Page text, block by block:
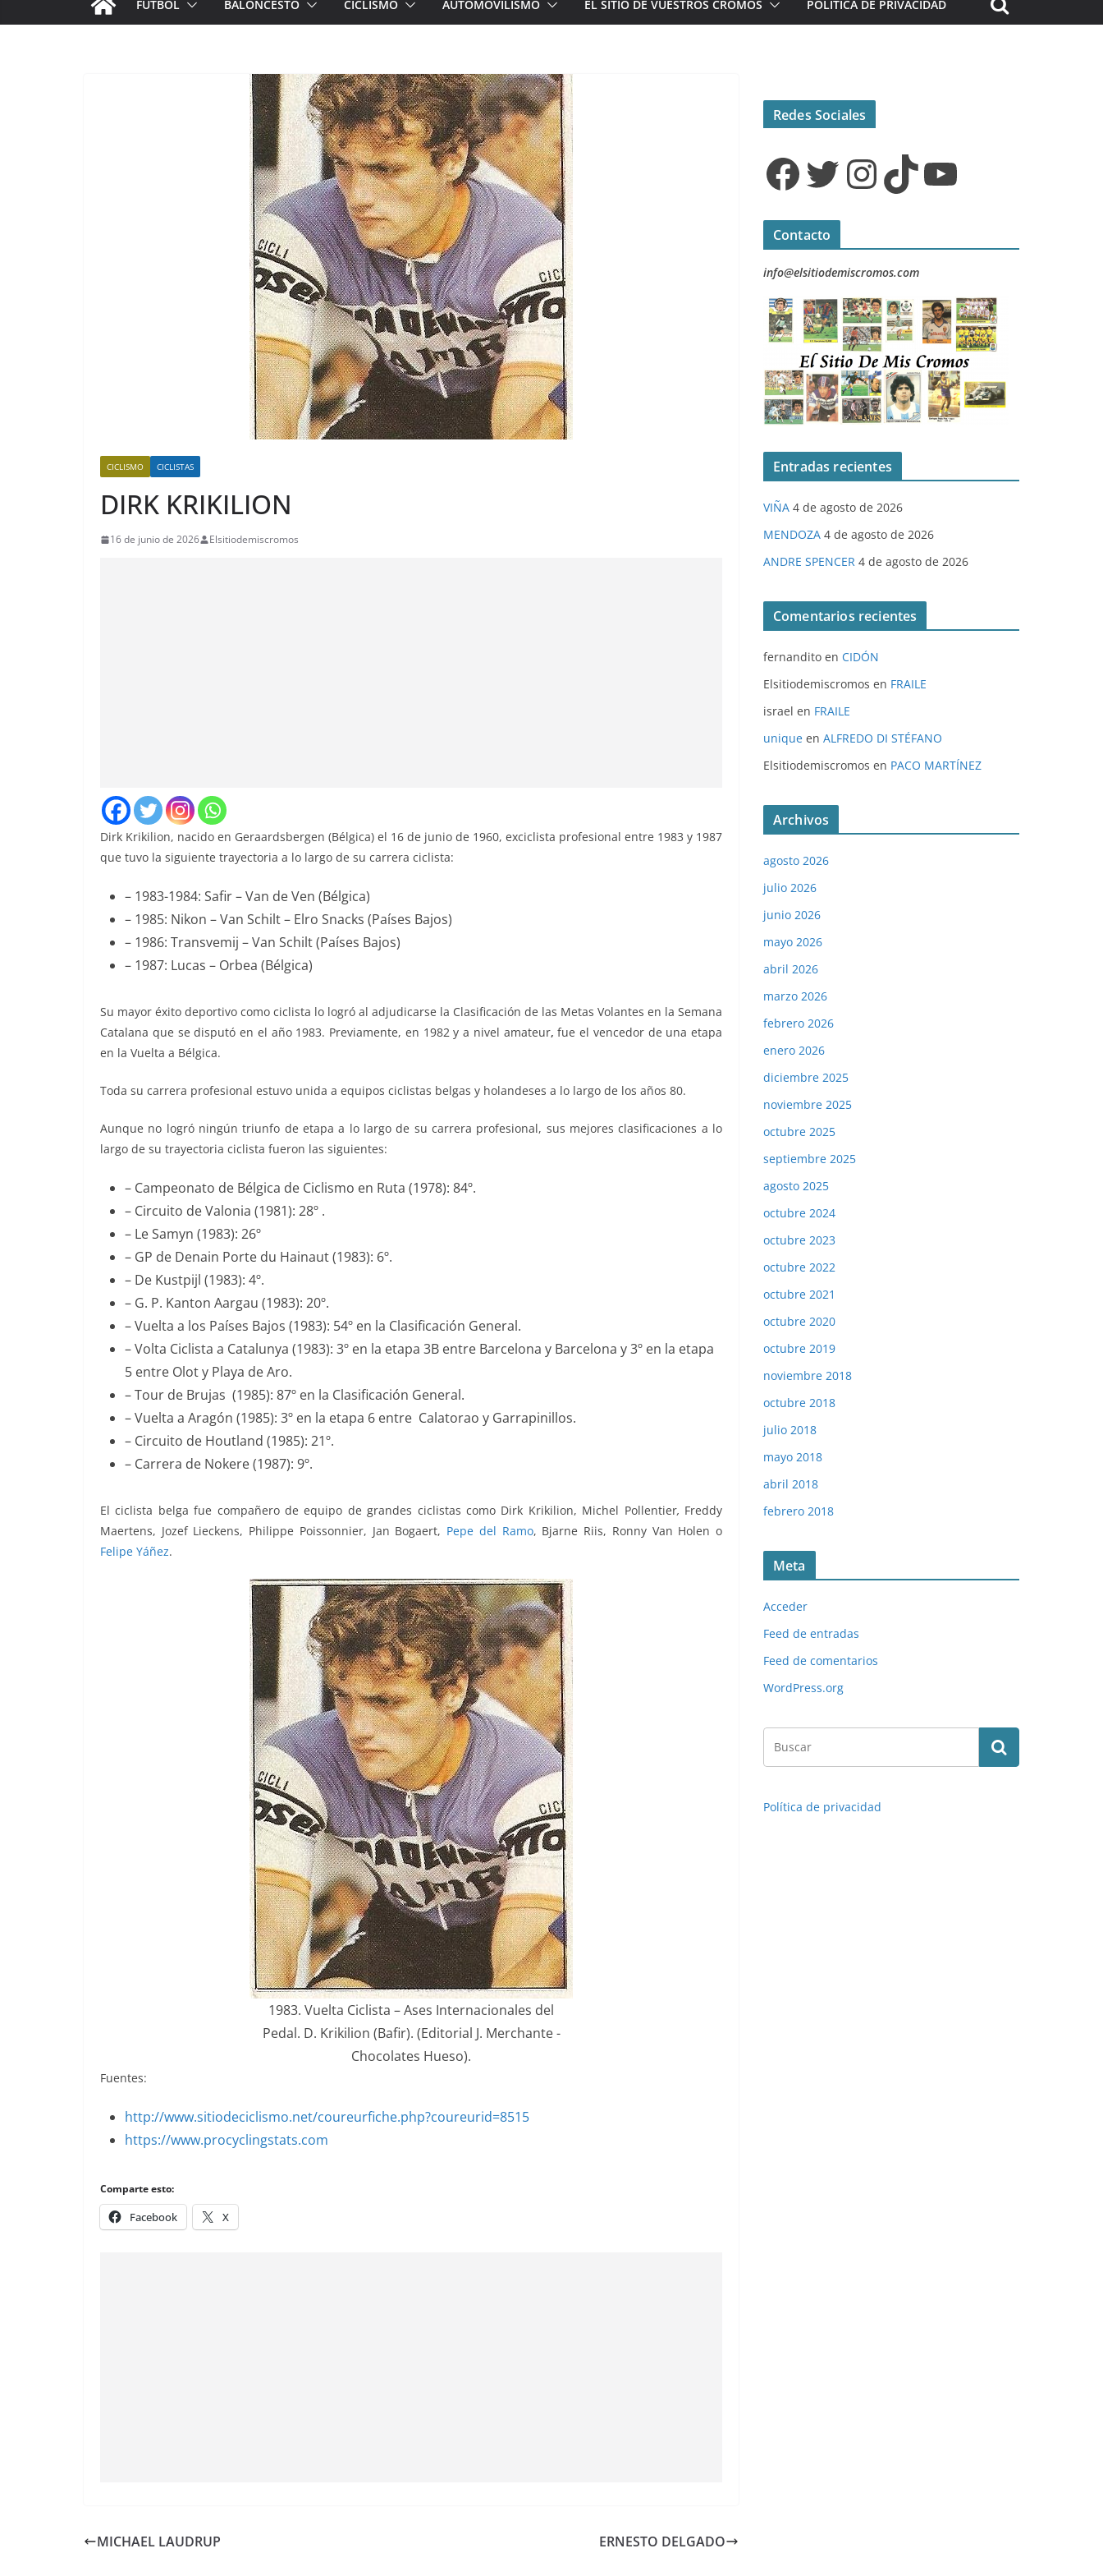
FÚTBOL BALONCESTO CICLISMO AUTOMOVILISMO EL SITIO DE VUESTROS CROMOS POLÍTICA DE PRIVACIDAD
CICLISMO CICLISTAS
DIRK KRIKILION
16 de junio de 2026 Elsitiodemiscromos
Dirk Krikilion, nacido en Geraardsbergen (Bélgica) el 16 de junio de 1960, exciclista profesional entre 1983 y 1987
que tuvo la siguiente trayectoria a lo largo de su carrera ciclista:
– 1983-1984: Safir – Van de Ven (Bélgica)
– 1985: Nikon – Van Schilt – Elro Snacks (Países Bajos)
– 1986: Transvemij – Van Schilt (Países Bajos)
– 1987: Lucas – Orbea (Bélgica)
Su mayor éxito deportivo como ciclista lo logró al adjudicarse la Clasificación de las Metas Volantes en la Semana
Catalana que se disputó en el año 1983. Previamente, en 1982 y a nivel amateur, fue el vencedor de una etapa
en la Vuelta a Bélgica.
Toda su carrera profesional estuvo unida a equipos ciclistas belgas y holandeses a lo largo de los años 80.
Aunque no logró ningún triunfo de etapa a lo largo de su carrera profesional, sus mejores clasificaciones a lo
largo de su trayectoria ciclista fueron las siguientes:
– Campeonato de Bélgica de Ciclismo en Ruta (1978): 84º.
– Circuito de Valonia (1981): 28º .
– Le Samyn (1983): 26º
– GP de Denain Porte du Hainaut (1983): 6º.
– De Kustpijl (1983): 4º.
– G. P. Kanton Aargau (1983): 20º.
– Vuelta a los Países Bajos (1983): 54º en la Clasificación General.
– Volta Ciclista a Catalunya (1983): 3º en la etapa 3B entre Barcelona y Barcelona y 3º en la etapa
5 entre Olot y Playa de Aro.
– Tour de Brujas (1985): 87º en la Clasificación General.
– Vuelta a Aragón (1985): 3º en la etapa 6 entre Calatorao y Garrapinillos.
– Circuito de Houtland (1985): 21º.
– Carrera de Nokere (1987): 9º.
El ciclista belga fue compañero de equipo de grandes ciclistas como Dirk Krikilion, Michel Pollentier, Freddy
Maertens, Jozef Lieckens, Philippe Poissonnier, Jan Bogaert, Pepe del Ramo, Bjarne Riis, Ronny Van Holen o
Felipe Yáñez.
1983. Vuelta Ciclista – Ases Internacionales del
Pedal. D. Krikilion (Bafir). (Editorial J. Merchante -
Chocolates Hueso).
Fuentes:
http://www.sitiodeciclismo.net/coureurfiche.php?coureurid=8515
https://www.procyclingstats.com
Comparte esto:
Facebook X
MICHAEL LAUDRUP ERNESTO DELGADO
Redes Sociales
Facebook Twitter InstagramTikTok YouTube
Contacto
info@elsitiodemiscromos.com
Entradas recientes
VIÑA 4 de agosto de 2026
MENDOZA 4 de agosto de 2026
ANDRE SPENCER 4 de agosto de 2026
Comentarios recientes
fernandito en CIDÓN
Elsitiodemiscromos en FRAILE
israel en FRAILE
unique en ALFREDO DI STÉFANO
Elsitiodemiscromos en PACO MARTÍNEZ
Archivos
agosto 2026
julio 2026
junio 2026
mayo 2026
abril 2026
marzo 2026
febrero 2026
enero 2026
diciembre 2025
noviembre 2025
octubre 2025
septiembre 2025
agosto 2025
octubre 2024
octubre 2023
octubre 2022
octubre 2021
octubre 2020
octubre 2019
noviembre 2018
octubre 2018
julio 2018
mayo 2018
abril 2018
febrero 2018
Meta
Acceder
Feed de entradas
Feed de comentarios
WordPress.org
Política de privacidad